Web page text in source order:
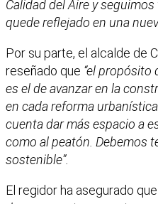
Calidad del Aire y
quede reflejado en una
Por su parte, el alcalde de
reseñado que “el propósito
es el de avanzar en la
en cada reforma
cuenta dar más espacio a
como al peatón. Debemos
sostenible”.
El regidor ha asegurado que